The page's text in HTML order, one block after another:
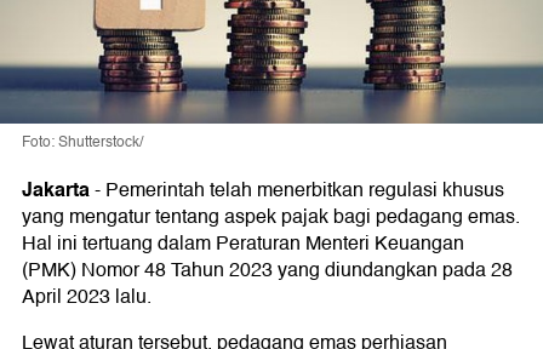
Foto: Shutterstock/
Jakarta-Pemerintah telah menerbitkan regulasi khusus
yang mengatur tentang aspek pajak bagi pedagang emas.
Hal ini tertuang dalam Peraturan Menteri Keuangan
(PMK) Nomor 48 Tahun 2023 yang diundangkan pada 28
April 2023 lalu.